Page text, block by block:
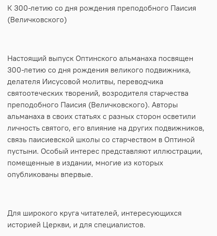
К 300-летию со дня рождения преподобного Паисия
(Величковского)
Настоящий выпуск Оптинского альманаха посвящен
300-летию со дня рождения великого подвижника,
делателя Иисусовой молитвы, переводчика
святоотеческих творений, возродителя старчества
преподобного Паисия (Величковского). Авторы
альманаха в своих статьях с разных сторон осветили
личность святого, его влияние на других подвижников,
связь паисиевской школы со старчеством в Оптиной
пустыни. Особый интерес представляют иллюстрации,
помещенные в издании, многие из которых
опубликованы впервые.
Для широкого круга читателей, интересующихся
историей Церкви, и для специалистов.